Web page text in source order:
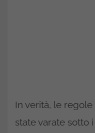
In verità, le
state varate sotto